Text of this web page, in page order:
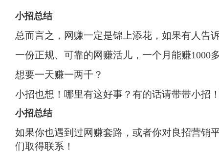
小招总结
总而言之，网赚一定是锦上添花，如果有人告
一份正规、可靠的网赚活儿，一个月能赚1000
想要一天赚一两千？
小招也想！哪里有这好事？有的话请带带小招
小招总结
如果你也遇到过网赚套路，或者你对良招营销
们取得联系！